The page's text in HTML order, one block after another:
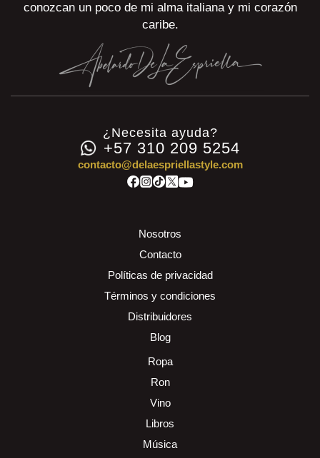
conozcan un poco de mi alma italiana y mi corazón
caribe.
¿Necesita ayuda?
+57 310 209 5254
contacto@delaespriellastyle.com
Nosotros
Contacto
Políticas de privacidad
Términos y condiciones
Distribuidores
Blog
Ropa
Ron
Vino
Libros
Música